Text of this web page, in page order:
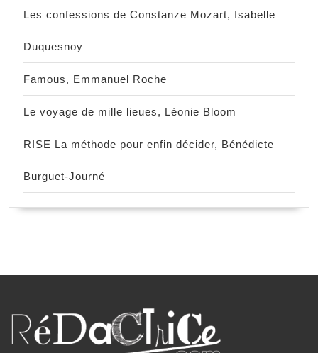
Les confessions de Constanze Mozart, Isabelle
Duquesnoy
Famous, Emmanuel Roche
Le voyage de mille lieues, Léonie Bloom
RISE La méthode pour enfin décider, Bénédicte
Burguet-Journé